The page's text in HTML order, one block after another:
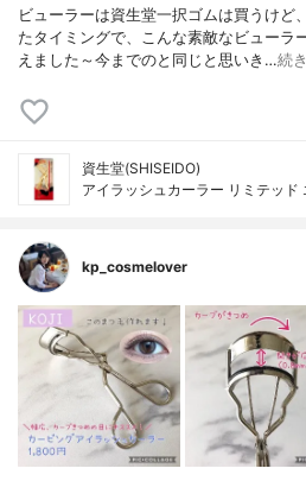
ビューラーは資生堂一択ゴムは買うけど
たタイミングで、こんな素敵なビューラ
えました～今までのと同じと思いき…続
資生堂(SHISEIDO)
アイラッシュカーラー リミテッド
kp_cosmelover